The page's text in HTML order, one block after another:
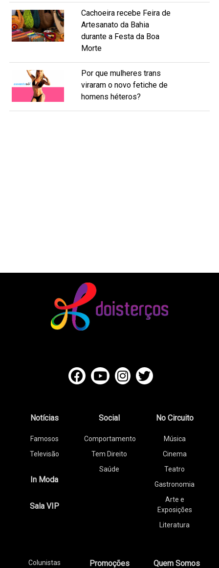
Cachoeira recebe Feira de
Artesanato da Bahia
durante a Festa da Boa
Morte
Por que mulheres trans
viraram o novo fetiche de
homens héteros?
Notícias
Famosos
Televisão
In Moda
Sala VIP
Social
Comportamento
Tem Direito
Saúde
No Circuito
Música
Cinema
Teatro
Gastronomia
Arte e
Exposições
Literatura
Colunistas Promoções Quem Somos